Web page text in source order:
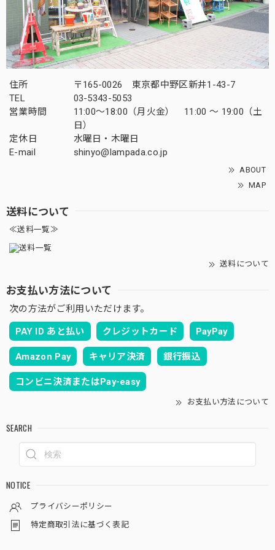
住所
〒165-0026 東京都中野区新井1-43-7
TEL
03-5343-5053
営業時間
11:00～18:00（月火金） 11:00 ～ 19:00（土
日）
定休日
水曜日・木曜日
E-mail
shinyo@lampada.co.jp
ABOUT
MAP
送料について
≪送料一覧≫
送料について
お支払い方法について
次の方法がご利用いただけます。
PAY ID あと払い クレジットカード PayPay
Amazon Pay キャリア決済 銀行振込
コンビニ決済またはPay-easy
お支払い方法について
SEARCH
NOTICE
プライバシーポリシー
特定商取引法に基づく表記